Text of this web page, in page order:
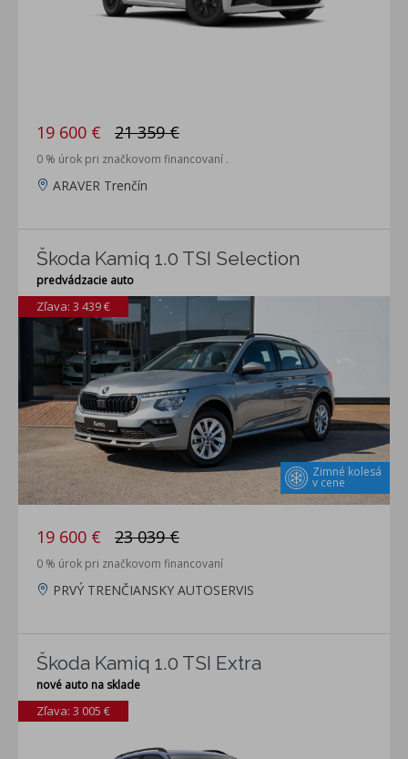
19 600 € 21 359 €
0 % úrok pri značkovom financovaní .
ARAVER Trenčín
Škoda Kamiq 1.0 TSI Selection
predvádzacie auto
Zimné kolesá
v cene
Zľava: 3 439 €
19 600 € 23 039 €
0 % úrok pri značkovom financovaní
PRVÝ TRENČIANSKY AUTOSERVIS
Škoda Kamiq 1.0 TSI Extra
nové auto na sklade
Zľava: 3 005 €